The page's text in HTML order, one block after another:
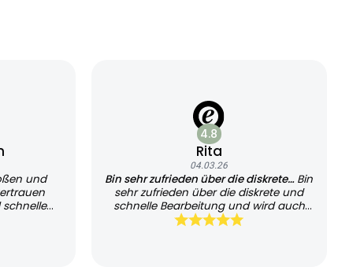
und
schnelle
4.8
Rita
04.03.26
Bin sehr zufrieden über die diskrete… Bin
sehr zufrieden über die diskrete und
schnelle Bearbeitung und wird auch
sehr schnell geliefert, kann es jedem